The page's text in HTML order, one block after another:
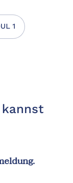
1
kannst